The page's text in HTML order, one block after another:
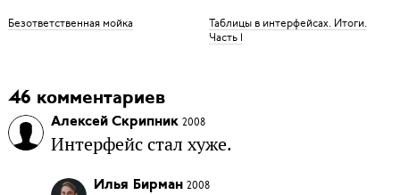
Безответственная мойка
Таблицы в интерфейсах. Итоги.
Часть 1
46 комментариев
Алексей Скрипник 2008
Интерфейс стал хуже.
Илья Бирман 2008